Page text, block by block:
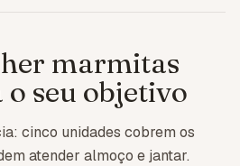
marmitas
seu objetivo
cinco unidades cobrem os
atender almoço e jantar.